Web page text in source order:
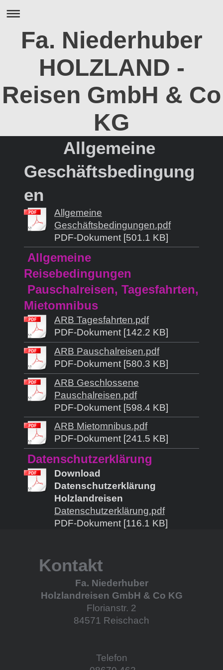
Fa. Niederhuber
HOLZLAND -
Reisen GmbH & Co
KG
Allgemeine
Geschäftsbedingung
en
Allgemeine
Geschäftsbedingungen.pdf
PDF-Dokument [501.1 KB]
Allgemeine
Reisebedingungen
Pauschalreisen, Tagesfahrten,
Mietomnibus
ARB Tagesfahrten.pdf
PDF-Dokument [142.2 KB]
ARB Pauschalreisen.pdf
PDF-Dokument [580.3 KB]
ARB Geschlossene
Pauschalreisen.pdf
PDF-Dokument [598.4 KB]
ARB Mietomnibus.pdf
PDF-Dokument [241.5 KB]
Datenschutzerklärung
Download
Datenschutzerklärung
Holzlandreisen
Datenschutzerklärung.pdf
PDF-Dokument [116.1 KB]
Kontakt
Fa. Niederhuber
Holzlandreisen GmbH & Co KG
Florianstr. 2
84571 Reischach
Telefon